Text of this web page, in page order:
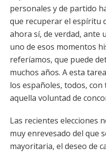
personales y de partido
que recuperar el espíritu
ahora sí, de verdad, ante
uno de esos momentos
referíamos, que puede
muchos años. A esta
los españoles, todos,
aquella voluntad de
Las recientes elecciones
muy enrevesado del que
mayoritaria, el deseo de